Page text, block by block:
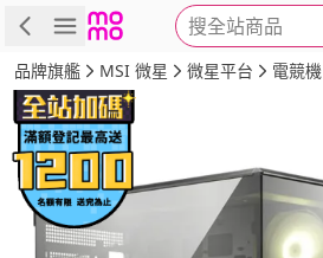
搜全站商品
商品 評價 詳情
品牌旗艦 MSI 微星 微星平台 電競機